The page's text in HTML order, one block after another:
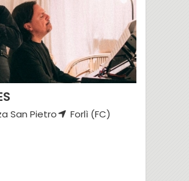
San Pietro Forlì (FC)